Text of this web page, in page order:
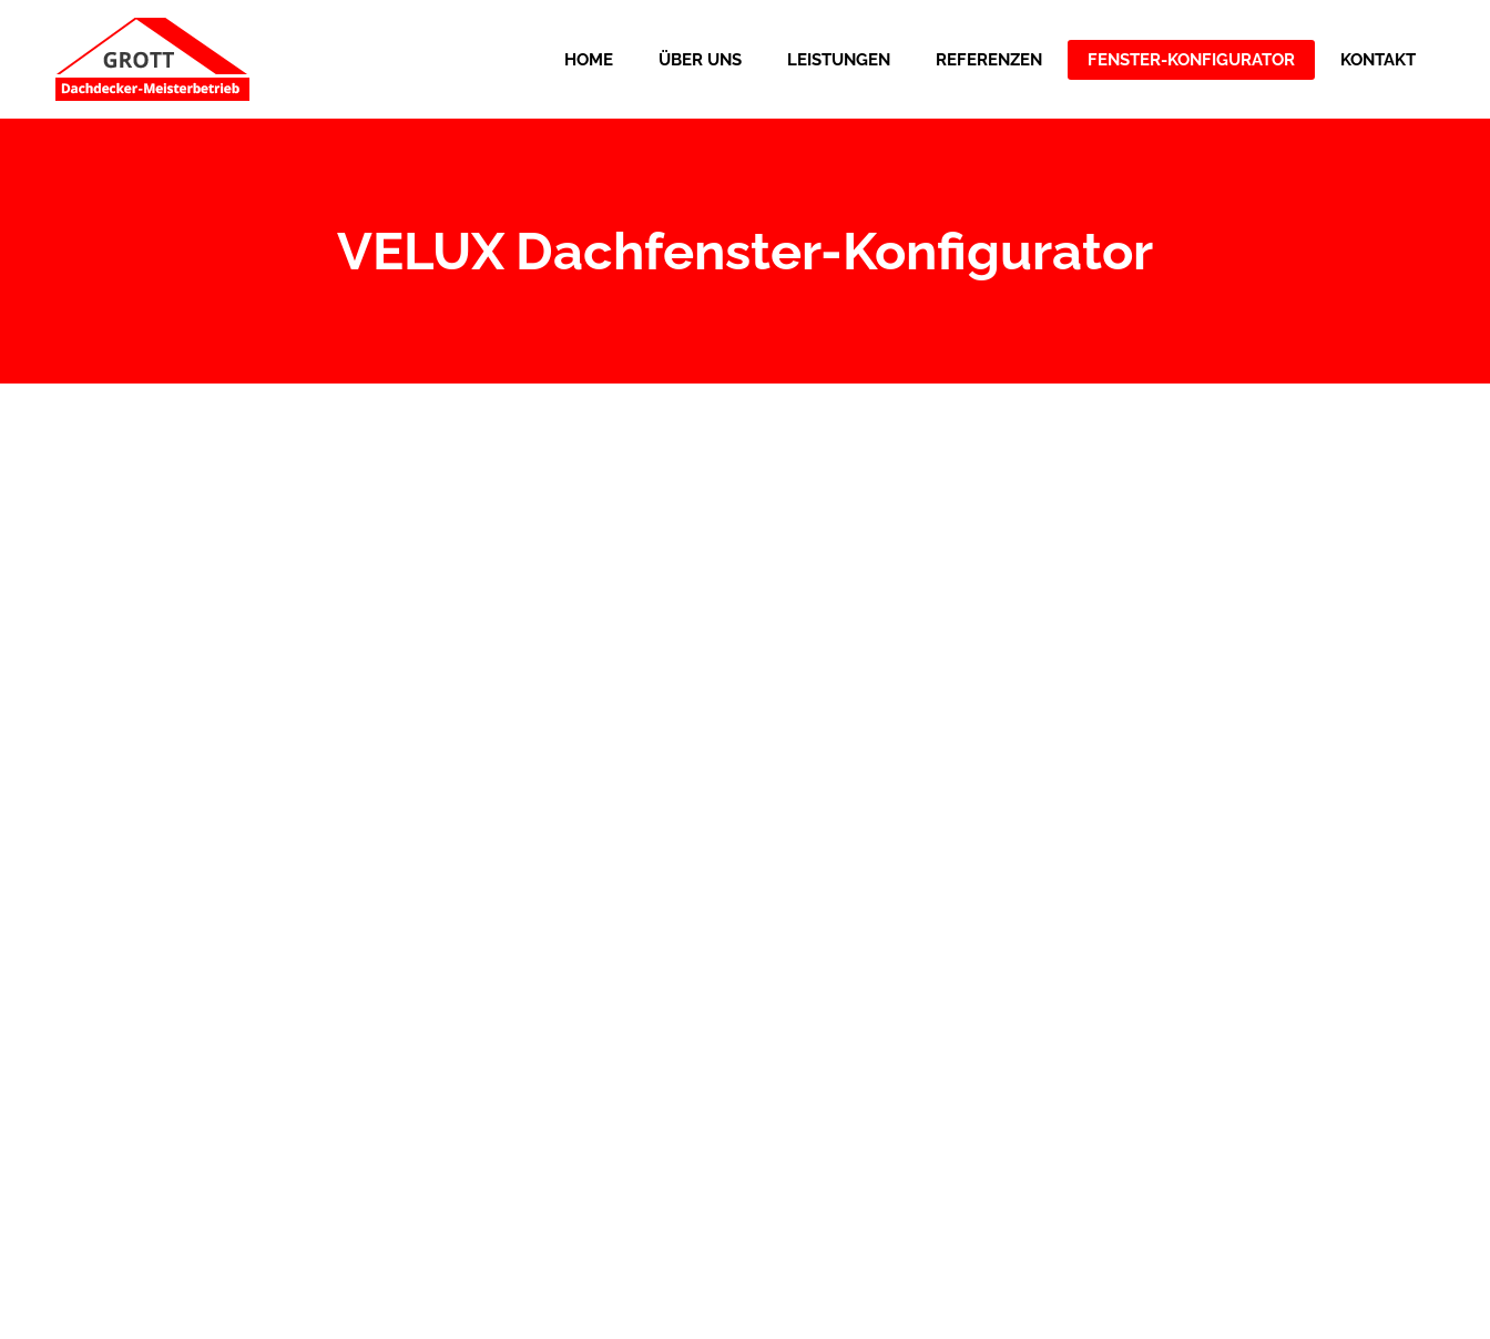
HOME ÜBER UNS LEISTUNGEN REFERENZEN FENSTER-KONFIGURATOR KONTAKT
VELUX Dachfenster-Konfigurator